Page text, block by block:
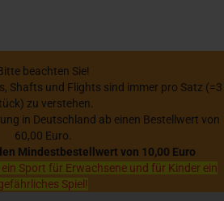
beachten Sie!
Shafts und Flights sind immer pro Satz (=3
zu verstehen.
in Deutschland ab einen Bestellwert von
60,00 Euro.
Mindestbestellwert von 10,00 Euro
Sport für Erwachsene und für Kinder ein
Spiel!